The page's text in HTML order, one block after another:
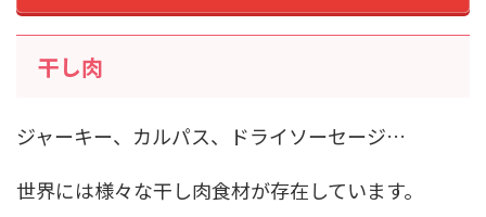
干し肉
ジャーキー、カルパス、ドライソーセージ…
世界には様々な干し肉食材が存在しています。